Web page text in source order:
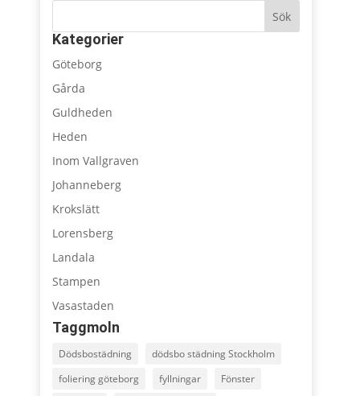
Sök
Kategorier
Göteborg
Gårda
Guldheden
Heden
Inom Vallgraven
Johanneberg
Krokslätt
Lorensberg
Landala
Stampen
Vasastaden
Taggmoln
Dödsbostädning
dödsbo städning Stockholm
foliering göteborg
fyllningar
Fönster